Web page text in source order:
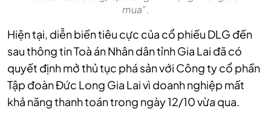
mua”.
Hiện tại, diễn biến tiêu cực của cổ phiếu DLG đến
sau thông tin Toà án Nhân dân tỉnh Gia Lai đã có
quyết định mở thủ tục phá sản với Công ty cổ phần
Tập đoàn Đức Long Gia Lai vì doanh nghiệp mất
khả năng thanh toán trong ngày 12/10 vừa qua.